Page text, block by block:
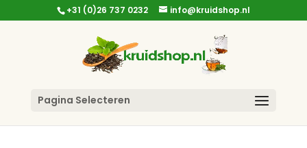
+31 (0)26 737 0232 info@kruidshop.nl
Pagina Selecteren